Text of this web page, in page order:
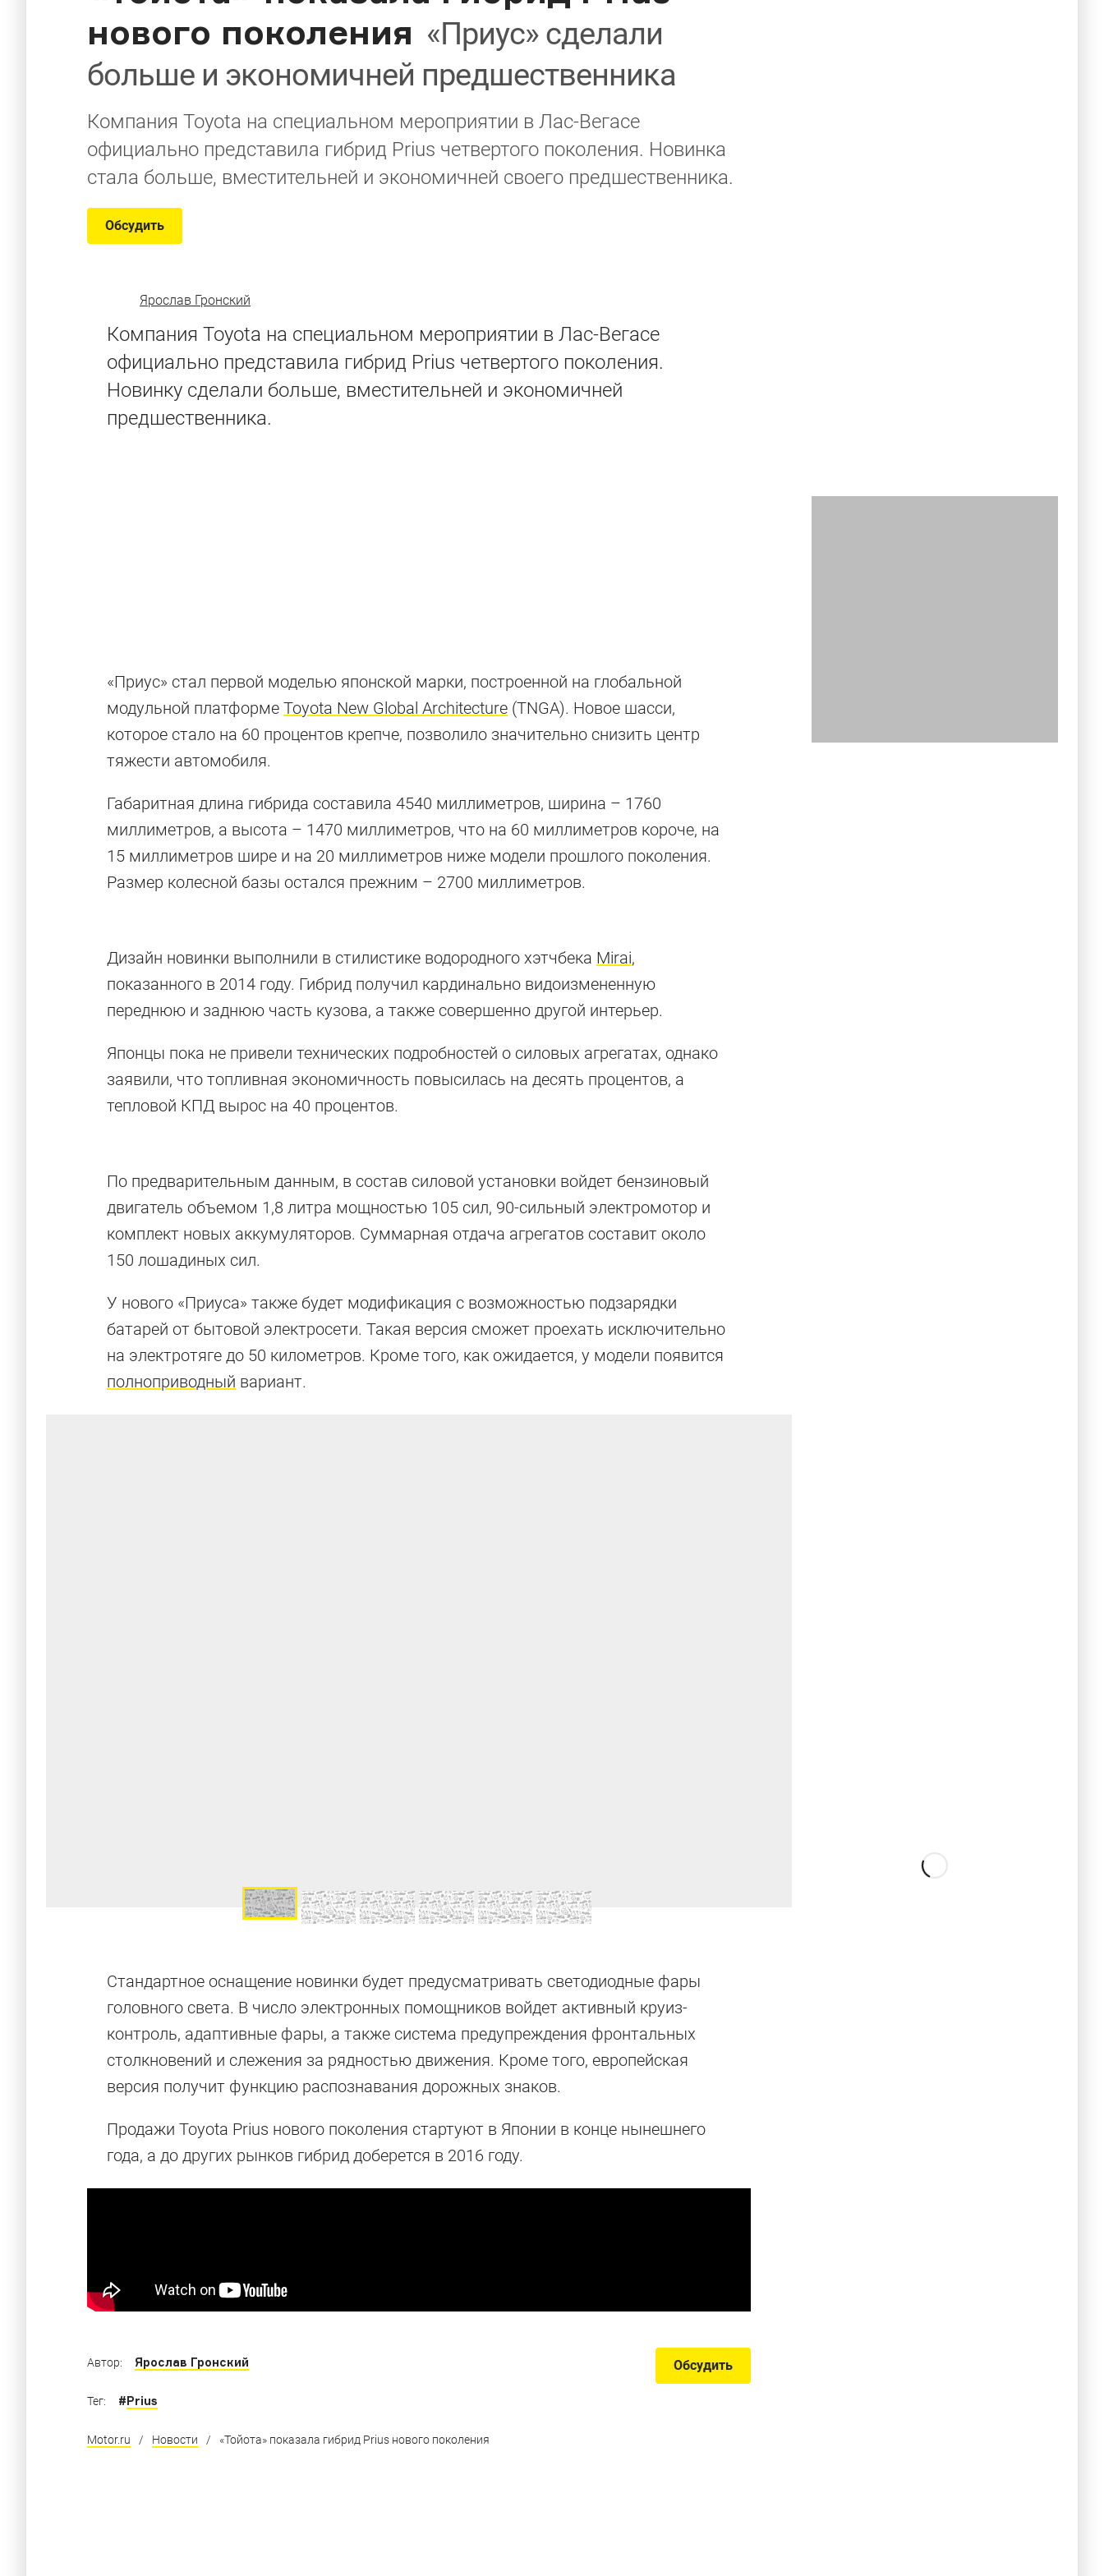
нового поколения «Приус» сделали
больше и экономичней предшественника
Компания Toyota на специальном мероприятии в Лас-Вегасе
официально представила гибрид Prius четвертого поколения. Новинка
стала больше, вместительней и экономичней своего предшественника.
Обсудить
Ярослав Гронский
Компания Toyota на специальном мероприятии в Лас-Вегасе
официально представила гибрид Prius четвертого поколения.
Новинку сделали больше, вместительней и экономичней
предшественника.
«Приус» стал первой моделью японской марки, построенной на глобальной
модульной платформе Toyota New Global Architecture (TNGA). Новое шасси,
которое стало на 60 процентов крепче, позволило значительно снизить центр
тяжести автомобиля.
Габаритная длина гибрида составила 4540 миллиметров, ширина – 1760
миллиметров, а высота – 1470 миллиметров, что на 60 миллиметров короче, на
15 миллиметров шире и на 20 миллиметров ниже модели прошлого поколения.
Размер колесной базы остался прежним – 2700 миллиметров.
Дизайн новинки выполнили в стилистике водородного хэтчбека Mirai,
показанного в 2014 году. Гибрид получил кардинально видоизмененную
переднюю и заднюю часть кузова, а также совершенно другой интерьер.
Японцы пока не привели технических подробностей о силовых агрегатах, однако
заявили, что топливная экономичность повысилась на десять процентов, а
тепловой КПД вырос на 40 процентов.
По предварительным данным, в состав силовой установки войдет бензиновый
двигатель объемом 1,8 литра мощностью 105 сил, 90-сильный электромотор и
комплект новых аккумуляторов. Суммарная отдача агрегатов составит около
150 лошадиных сил.
У нового «Приуса» также будет модификация с возможностью подзарядки
батарей от бытовой электросети. Такая версия сможет проехать исключительно
на электротяге до 50 километров. Кроме того, как ожидается, у модели появится
полноприводный вариант.
Стандартное оснащение новинки будет предусматривать светодиодные фары
головного света. В число электронных помощников войдет активный круиз-
контроль, адаптивные фары, а также система предупреждения фронтальных
столкновений и слежения за рядностью движения. Кроме того, европейская
версия получит функцию распознавания дорожных знаков.
Продажи Toyota Prius нового поколения стартуют в Японии в конце нынешнего
года, а до других рынков гибрид доберется в 2016 году.
Обсудить
Автор: Ярослав Гронский
Тег: #Prius
Motor.ru / Новости / «Тойота» показала гибрид Prius нового поколения